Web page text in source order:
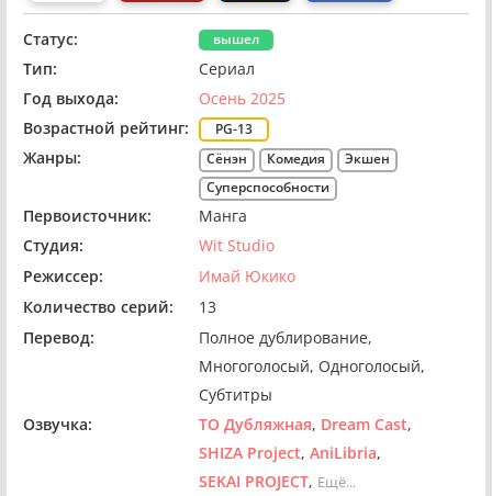
Статус: вышел
Тип:
Сериал
Год выхода:
Осень 2025
Возрастной рейтинг:
PG-13
Жанры: Сёнэн Комедия
Экшен
Суперспособности
Первоисточник:
Манга
Студия:
Wit Studio
Режиссер:
Имай Юкико
Количество серий:
13
Перевод:
Полное дублирование
Многоголосый Одноголосый
Субтитры
Озвучка:
ТО Дубляжная Dream Cast
SHIZA Project AniLibria
SEKAI PROJECT Ещё...